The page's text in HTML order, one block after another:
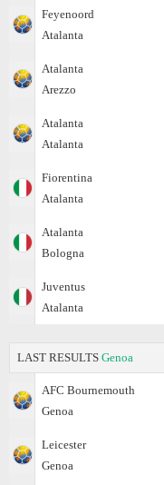
Feyenoord
Atalanta
Atalanta
Arezzo
Atalanta
Atalanta
Fiorentina
Atalanta
Atalanta
Bologna
Juventus
Atalanta
LAST RESULTS Genoa
AFC Bournemouth
Genoa
Leicester
Genoa